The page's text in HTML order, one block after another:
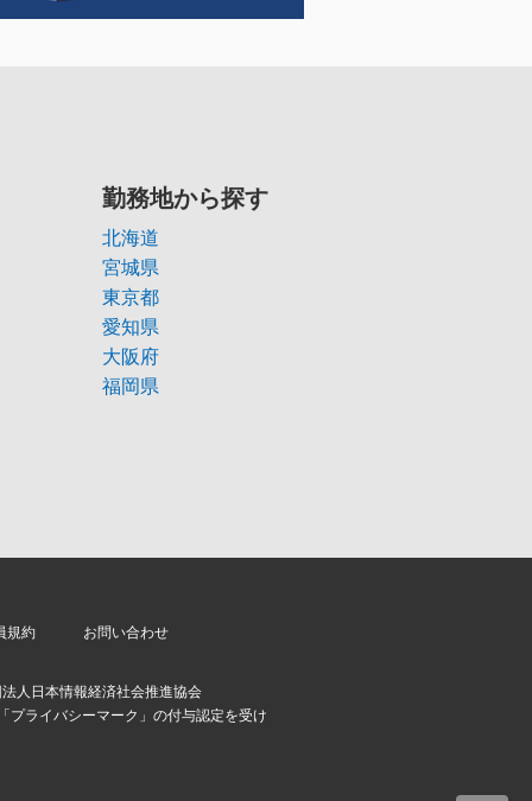
勤務地から探す
北海道
宮城県
東京都
愛知県
大阪府
福岡県
規約 お問い合わせ
人日本情報経済社会推進協会
プライバシーマーク」の付与認定を受け